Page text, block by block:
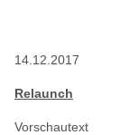
14.12.2017
Relaunch
Vorschautext